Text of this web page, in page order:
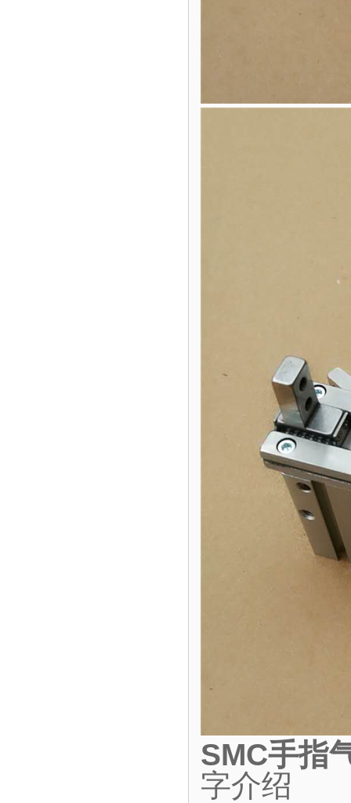
SMC手指
字介绍